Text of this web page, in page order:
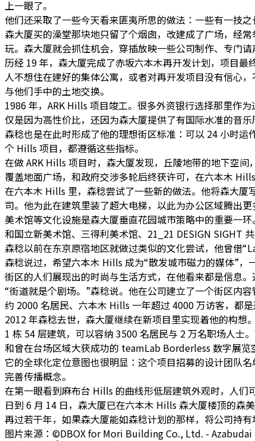
上一眼了。
他们还采取了一些今天看来匪夷所思的做法：一些有一技
森大厦买的澡堂那块地只留了个烟囱，改建成了广场，经
玩。森大厦就会抓住机会，穿插放映一些公司制作、专门
历经 19 年，森大厦完成了赤坂六本木再开发计划，项目
人不想住在建好的集体公寓，或者对再开发项目没有信心
与他们手中的土地交换。
1986 年，ARK Hills 项目竣工。很多外资银行选择那里作
仅是因为高性价比，还因为森大厦提供了有国际水准的音
森稔也是在此时形成了他的理想街区标准：可以 24 小时
个 Hills 项目，都遵循这些指标。
在做 ARK Hills 项目时，森大厦发现，丘陵地带的地下空
覆盖地面广场，和政府交涉多轮后终获许可，在六本木
在六本木 Hills 里，森稔尝试了一些新的做法。他将森大
司。他为此在建筑里装了超大电梯，以此为办公区域腾出
美术馆等文化设施是森大厦垂直花园城市策略中的重要一
和国立新美术馆、三得利美术馆、21_21 DESIGN SIGHT 共
森稔以前在东京原宿地区就做过类似的文化尝试，他曾借
森稔说过，希望六本木 Hills 成为“散发城市磁力的媒体”
街区的人们展现出的时尚与生活方式，在他看来都是信息
“街道就是个剧场。”森稔说。他在公司建立了一个街区内
约 2000 名居民、六本木 Hills 一年超过 4000 万访客，都是
2012 年森稔去世，森大厦继续在新项目里实现着他的构
1 栋 54 层建筑，可以容纳 3500 名居民与 2 万名职场人士
和曾在台场区域大获成功的 teamLab Borderless 数字展览
它的全球化定位意图也很明显：这个项目招募的设计团队
完善传播概念。
在第一眼看到麻布台 Hills 的曲线形低层建筑外观时，人
日到 6 月 14 日，森大厦已在六本木 Hills 森大厦楼顶的森
再过若干年，如果森大厦能如森稔计划的那样，将公司持
图片来源：©DBOX for Mori Building Co., Ltd. -